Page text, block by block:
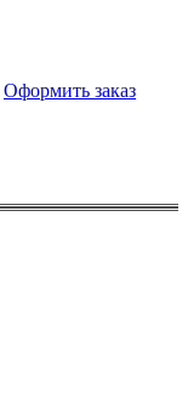
Оформить заказ